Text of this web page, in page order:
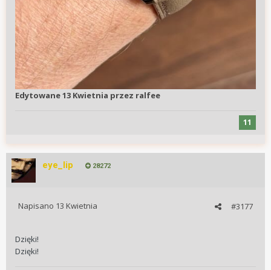
Edytowane13 Kwietnia przez ralfee
11
eye_lip 28272
#3177
Napisano 13 Kwietnia
Dzięki!
Dzięki!